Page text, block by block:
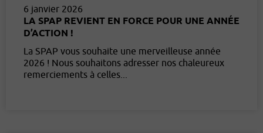
6 janvier 2026
LA SPAP REVIENT EN FORCE POUR UNE ANNÉE
D’ACTION !
La SPAP vous souhaite une merveilleuse année
2026 ! Nous souhaitons adresser nos chaleureux
remerciements à celles...